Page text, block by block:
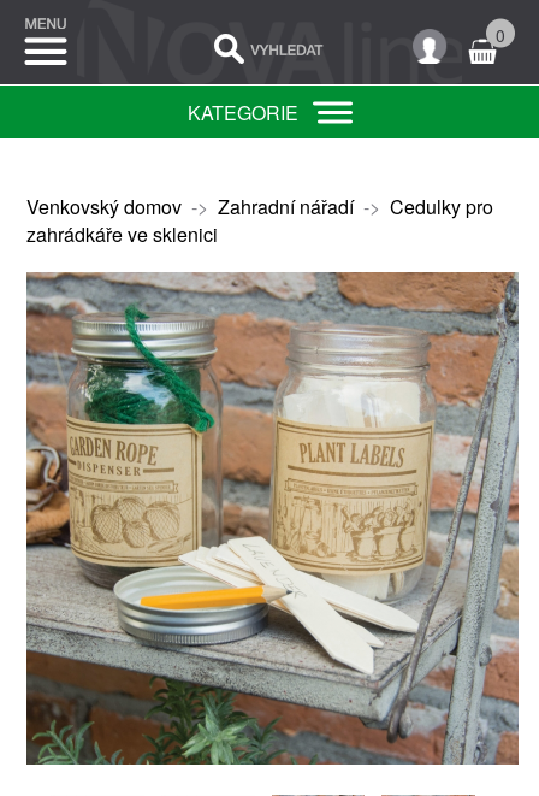
0
KATEGORIE
Venkovský domov-> Zahradní nářadí-> Cedulky pro
zahrádkáře ve sklenici